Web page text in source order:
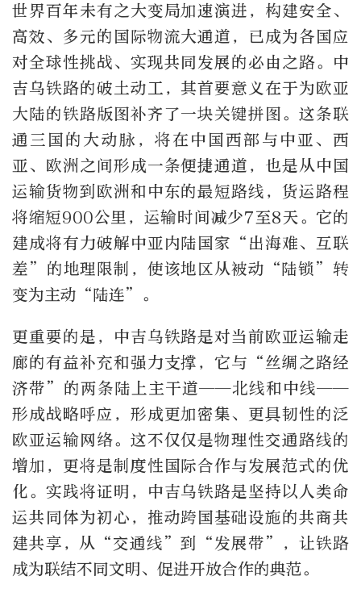
世界百年未有之大变局加速演进，构建安全、
高效、多元的国际物流大通道，已成为各国应
对全球性挑战、实现共同发展的必由之路。中
吉乌铁路的破土动工，其首要意义在于为欧亚
大陆的铁路版图补齐了一块关键拼图。这条联
通三国的大动脉，将在中国西部与中亚、西
亚、欧洲之间形成一条便捷通道，也是从中国
运输货物到欧洲和中东的最短路线，货运路程
将缩短900公里，运输时间减少7至8天。它的
建成将有力破解中亚内陆国家“出海难、互联
差”的地理限制，使该地区从被动“陆锁”转
变为主动“陆连”。
更重要的是，中吉乌铁路是对当前欧亚运输走
廊的有益补充和强力支撑，它与“丝绸之路经
济带”的两条陆上主干道——北线和中线——
形成战略呼应，形成更加密集、更具韧性的泛
欧亚运输网络。这不仅仅是物理性交通路线的
增加，更将是制度性国际合作与发展范式的优
化。实践将证明，中吉乌铁路是坚持以人类命
运共同体为初心，推动跨国基础设施的共商共
建共享，从“交通线”到“发展带”，让铁路
成为联结不同文明、促进开放合作的典范。